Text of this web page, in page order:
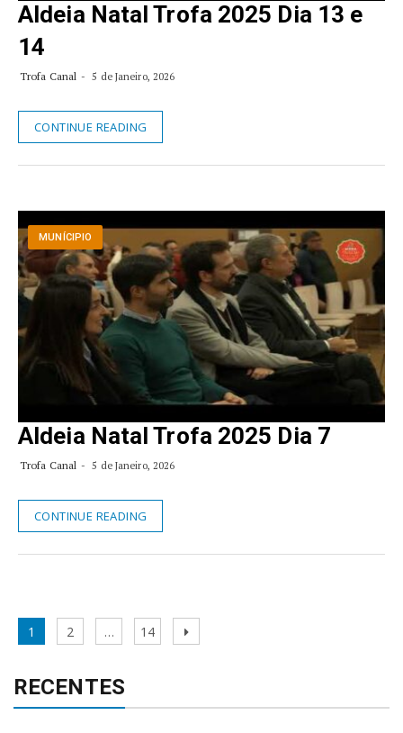
Aldeia Natal Trofa 2025 Dia 13 e
14
Trofa Canal 5 de Janeiro, 2026
CONTINUE READING
MUNÍCIPIO
Aldeia Natal Trofa 2025 Dia 7
Trofa Canal 5 de Janeiro, 2026
CONTINUE READING
Navegação
de
artigos
Página
1 Página
2 … Página
14
Página
RECENTES